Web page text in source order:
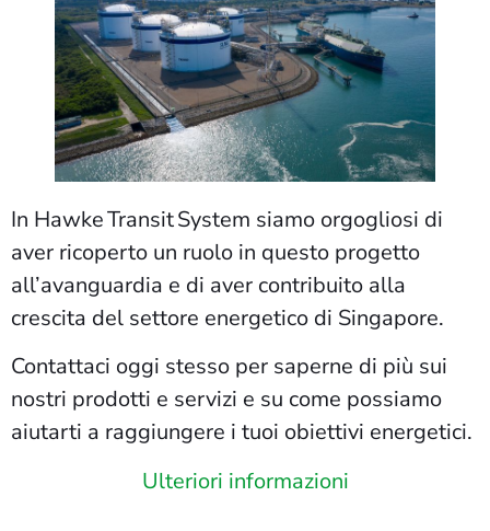
In Hawke Transit System siamo orgogliosi di
aver ricoperto un ruolo in questo progetto
all’avanguardia e di aver contribuito alla
crescita del settore energetico di Singapore.
Contattaci oggi stesso per saperne di più sui
nostri prodotti e servizi e su come possiamo
aiutarti a raggiungere i tuoi obiettivi energetici.
Ulteriori informazioni